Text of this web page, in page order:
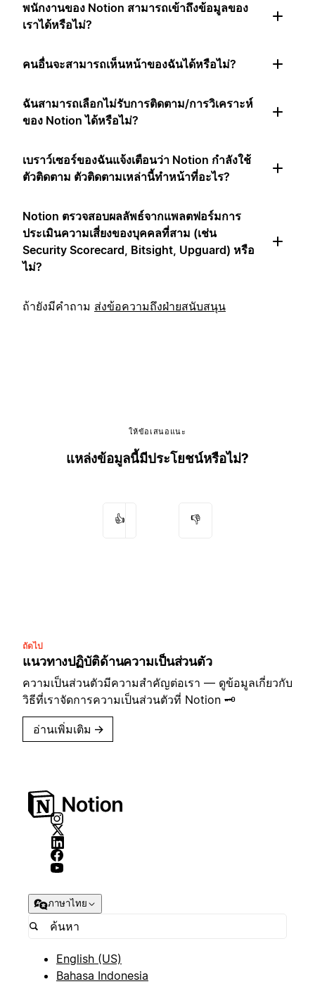
พนักงานของ Notion สามารถเข้าถึงข้อมูลของ
เราได้หรือไม่?
คนอื่นจะสามารถเห็นหน้าของฉันได้หรือไม่?
ฉันสามารถเลือกไม่รับการติดตาม/การวิเคราะห์
ของ Notion ได้หรือไม่?
เบราว์เซอร์ของฉันแจ้งเตือนว่า Notion กำลังใช้
ตัวติดตาม ตัวติดตามเหล่านี้ทำหน้าที่อะไร?
Notion ตรวจสอบผลลัพธ์จากแพลตฟอร์มการ
ประเมินความเสี่ยงของบุคคลที่สาม (เช่น
Security Scorecard, Bitsight, Upguard) หรือ
ไม่?
ถ้ายังมีคำถาม ส่งข้อความถึงฝ่ายสนับสนุน
ให้ข้อเสนอแนะ
แหล่งข้อมูลนี้มีประโยชน์หรือไม่?
👍 👎
ถัดไป
แนวทางปฏิบัติด้านความเป็นส่วนตัว
ความเป็นส่วนตัวมีความสำคัญต่อเรา — ดูข้อมูลเกี่ยวกับ
วิธีที่เราจัดการความเป็นส่วนตัวที่ Notion 🗝️
อ่านเพิ่มเติม →
ภาษาไทย
English (US)
Bahasa Indonesia